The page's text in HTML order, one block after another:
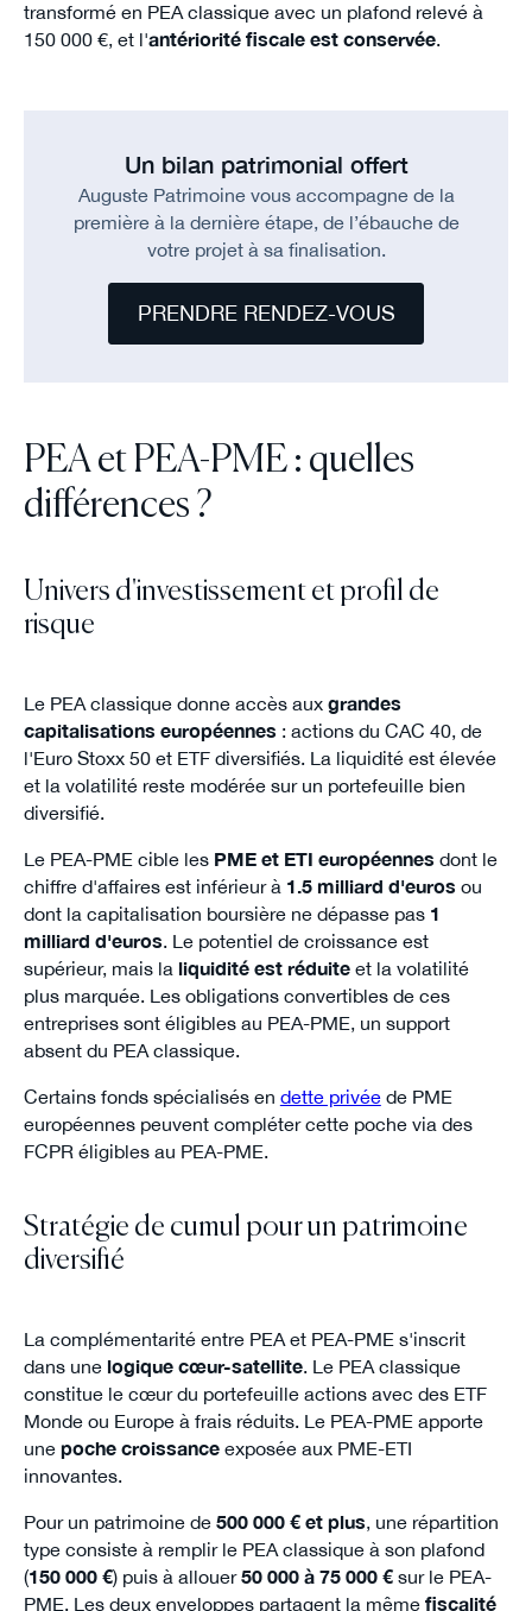
transformé en PEA classique avec un plafond relevé à
150 000 €, et l'antériorité fiscale est conservée.
Un bilan patrimonial offert
Auguste Patrimoine vous accompagne de la
première à la dernière étape, de l’ébauche de
votre projet à sa finalisation.
PRENDRE RENDEZ-VOUS
PEA et PEA-PME : quelles
différences ?
Univers d'investissement et profil de
risque
Le PEA classique donne accès aux grandes
capitalisations européennes : actions du CAC 40, de
l'Euro Stoxx 50 et ETF diversifiés. La liquidité est élevée
et la volatilité reste modérée sur un portefeuille bien
diversifié.
Le PEA-PME cible les PME et ETI européennes dont le
chiffre d'affaires est inférieur à 1.5 milliard d'euros ou
dont la capitalisation boursière ne dépasse pas 1
milliard d'euros. Le potentiel de croissance est
supérieur, mais la liquidité est réduiteet la volatilité
plus marquée. Les obligations convertibles de ces
entreprises sont éligibles au PEA-PME, un support
absent du PEA classique.
Certains fonds spécialisés en dette privéede PME
européennes peuvent compléter cette poche via des
FCPR éligibles au PEA-PME.
Stratégie de cumul pour un patrimoine
diversifié
La complémentarité entre PEA et PEA-PME s'inscrit
dans une logique cœur-satellite. Le PEA classique
constitue le cœur du portefeuille actions avec des ETF
Monde ou Europe à frais réduits. Le PEA-PME apporte
une poche croissanceexposée aux PME-ETI
innovantes.
Pour un patrimoine de 500 000 € et plus, une répartition
type consiste à remplir le PEA classique à son plafond
(150 000 €) puis à allouer50 000 à 75 000 €sur le PEA-
PME. Les deux enveloppes partagent la même fiscalité